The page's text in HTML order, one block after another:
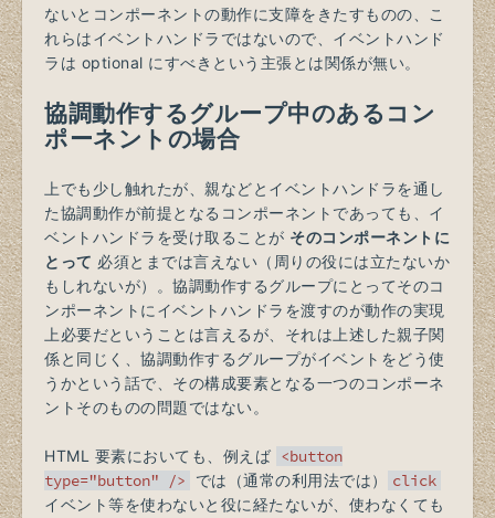
ないとコンポーネントの動作に支障をきたすものの、こ
れらはイベントハンドラではないので、イベントハンド
ラは optional にすべきという主張とは関係が無い。
協調動作するグループ中のあるコン
ポーネントの場合
上でも少し触れたが、親などとイベントハンドラを通し
た協調動作が前提となるコンポーネントであっても、イ
ベントハンドラを受け取ることが そのコンポーネントに
とって 必須とまでは言えない（周りの役には立たないか
もしれないが）。協調動作するグループにとってそのコ
ンポーネントにイベントハンドラを渡すのが動作の実現
上必要だということは言えるが、それは上述した親子関
係と同じく、協調動作するグループがイベントをどう使
うかという話で、その構成要素となる一つのコンポーネ
ントそのものの問題ではない。
HTML 要素においても、例えば <button
type="button" />
では（通常の利用法では） click
イベント等を使わないと役に経たないが、使わなくても